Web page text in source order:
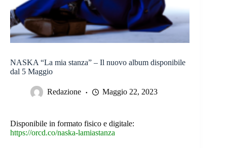
NASKA “La mia stanza” – Il nuovo album disponibile
dal 5 Maggio
Redazione Maggio 22, 2023
Disponibile in formato fisico e digitale:
https://orcd.co/naska-lamiastanza